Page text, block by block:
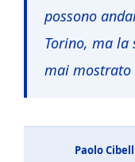
possono
Torino, ma la
mai mostrato
Paolo